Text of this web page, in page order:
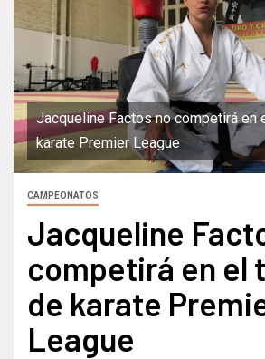
Jacqueline Factos no competirá en
karate Premier League
CAMPEONATOS
Jacqueline
competirá en el
de karate
League